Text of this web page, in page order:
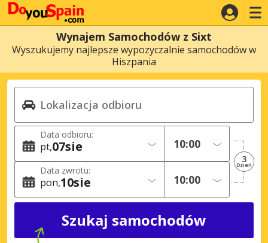
Wynajem Samochodów z Sixt
Wyszukujemy najlepsze wypozyczalnie samochodów w
Hiszpania
Data odbioru:
pt 07sie
Data zwrotu:
pon 10sie
3
Dzień